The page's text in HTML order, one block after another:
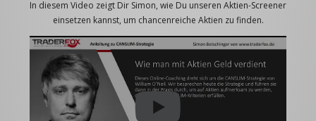
In diesem Video zeigt Dir Simon, wie Du unseren Aktien-Screener
einsetzen kannst, um chancenreiche Aktien zu finden.